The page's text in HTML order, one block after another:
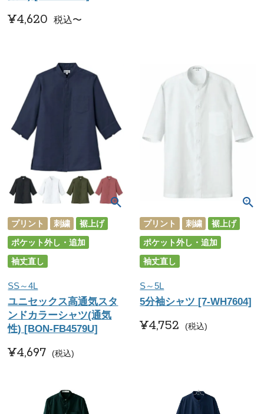
¥4,620 税込〜
プリント 刺繍
裾上げ
ポケット外し・追加
袖丈直し
SS～4L
ユニセックス高通気スタ
ンドカラーシャツ(通気
性) [BON-FB4579U]
¥4,697 税込
プリント 刺繍
裾上げ
ポケット外し・追加
袖丈直し
S～5L
5分袖シャツ [7-WH7604]
¥4,752 税込